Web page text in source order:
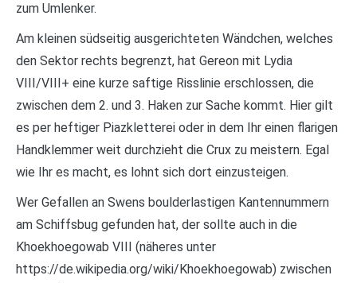
zum Umlenker.
Am kleinen südseitig ausgerichteten Wändchen, welches
den Sektor rechts begrenzt, hat Gereon mit Lydia
VIII/VIII+ eine kurze saftige Risslinie erschlossen, die
zwischen dem 2. und 3. Haken zur Sache kommt. Hier gilt
es per heftiger Piazkletterei oder in dem Ihr einen flarigen
Handklemmer weit durchzieht die Crux zu meistern. Egal
wie Ihr es macht, es lohnt sich dort einzusteigen.
Wer Gefallen an Swens boulderlastigen Kantennummern
am Schiffsbug gefunden hat, der sollte auch in die
Khoekhoegowab VIII (näheres unter
https://de.wikipedia.org/wiki/Khoekhoegowab) zwischen